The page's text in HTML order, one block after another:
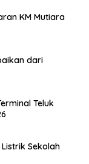
KM Mutiara
dari
Teluk
Listrik Sekolah